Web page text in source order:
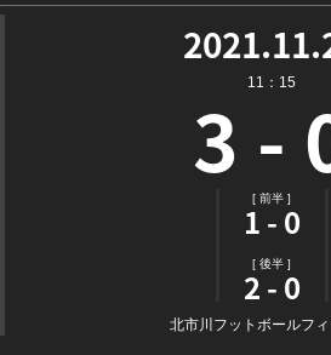
11：15
3 -
[ 前半 ]
1 - 0
[ 後半 ]
2 - 0
北市川フットボールフ